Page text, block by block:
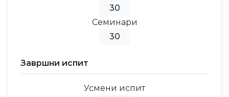
30
Семинари
30
Завршни испит
Усмени испит